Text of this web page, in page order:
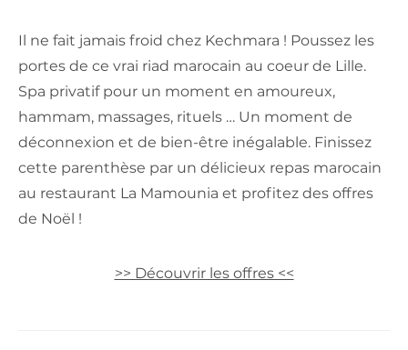
Il ne fait jamais froid chez Kechmara ! Poussez les
portes de ce vrai riad marocain au coeur de Lille.
Spa privatif pour un moment en amoureux,
hammam, massages, rituels … Un moment de
déconnexion et de bien-être inégalable. Finissez
cette parenthèse par un délicieux repas marocain
au restaurant La Mamounia et profitez des offres
de Noël !
>> Découvrir les offres <<